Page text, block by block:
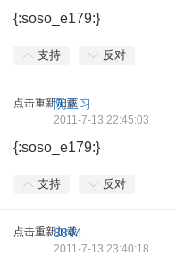
{:soso_e179:}
支持 反对
点击重新加载
阮正习
2011-7-13 22:45:03
{:soso_e179:}
支持 反对
点击重新加载
8844
2011-7-13 23:40:18